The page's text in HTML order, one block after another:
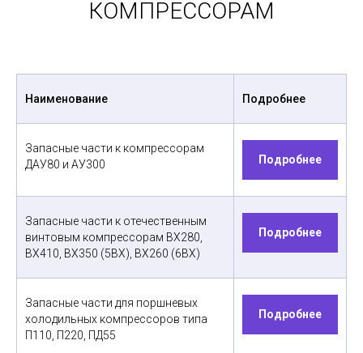
КОМПРЕССОРАМ
Наименование Подробнее
Запасные части к компрессорам
ДАУ80 и АУ300
Подробнее
Запасные части к отечественным
винтовым компрессорам ВХ280,
ВХ410, ВХ350 (5ВХ), ВХ260 (6ВХ)
Подробнее
Запасные части для поршневых
холодильных компрессоров типа
П110, П220, ПД55
Подробнее